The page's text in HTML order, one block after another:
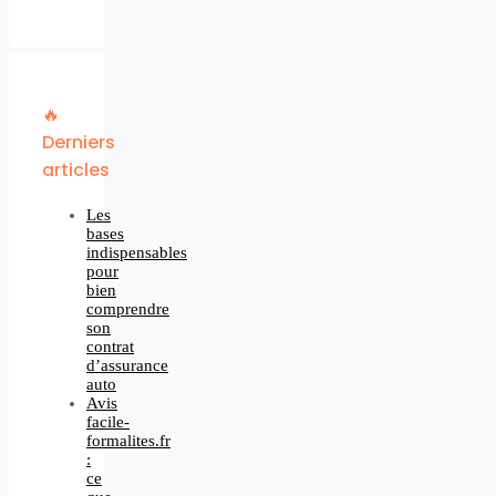
🔥
Derniers
articles
Les
bases
indispensables
pour
bien
comprendre
son
contrat
d’assurance
auto
Avis
facile-
formalites.fr
:
ce